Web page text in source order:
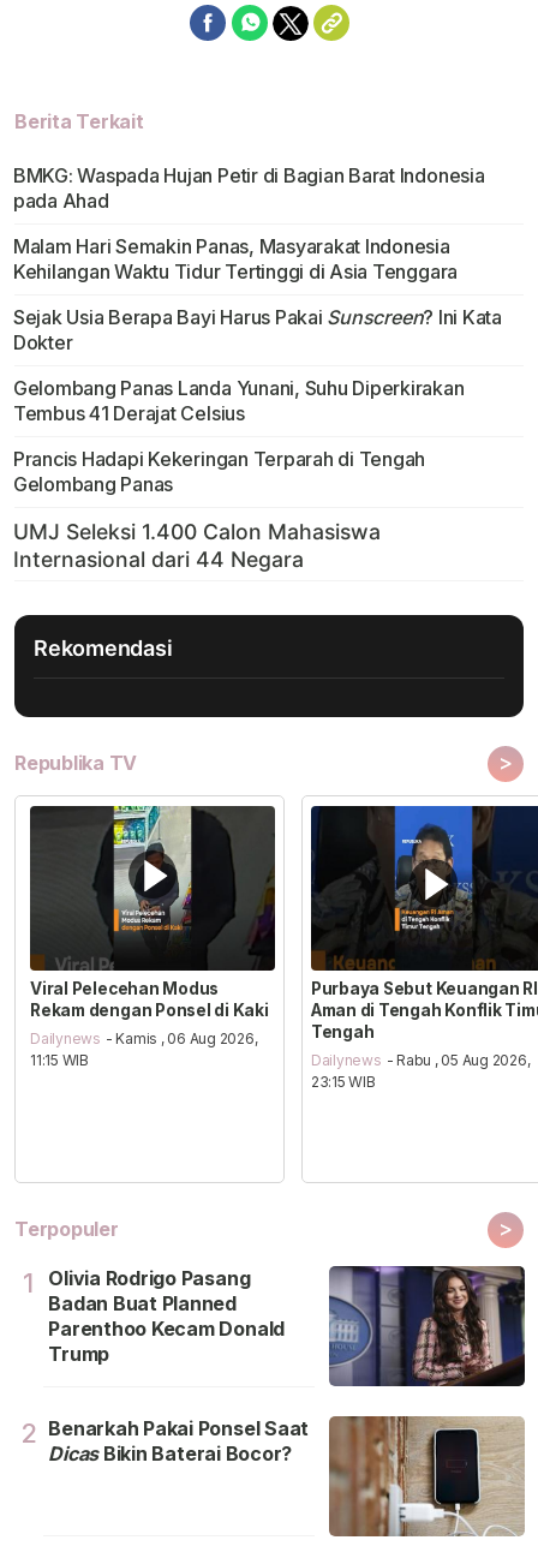
Berita Terkait
BMKG: Waspada Hujan Petir di Bagian Barat Indonesia
pada Ahad
Malam Hari Semakin Panas, Masyarakat Indonesia
Kehilangan Waktu Tidur Tertinggi di Asia Tenggara
Sejak Usia Berapa Bayi Harus Pakai Sunscreen? Ini Kata
Dokter
Gelombang Panas Landa Yunani, Suhu Diperkirakan
Tembus 41 Derajat Celsius
Prancis Hadapi Kekeringan Terparah di Tengah
Gelombang Panas
Rekomendasi
Republika TV >
Viral Pelecehan Modus
Rekam dengan Ponsel di Kaki
Dailynews - Kamis , 06 Aug 2026,
11:15 WIB
Purbaya Sebut Keuangan RI
Aman di Tengah Konflik
Tengah
Dailynews - Rabu , 05 Aug 2026,
23:15 WIB
Terpopuler >
1
Olivia Rodrigo Pasang
Badan Buat Planned
Parenthoo Kecam Donald
Trump
2 Benarkah Pakai Ponsel Saat
DicasBikin Baterai Bocor?